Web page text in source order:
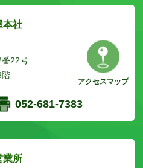
本社
番22号
階
アクセスマップ
052-681-7383
業所